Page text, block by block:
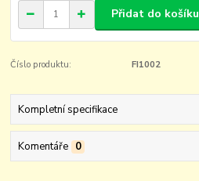
Přidat do košíku
Číslo produktu: FI1002
Kompletní specifikace
Komentáře 0